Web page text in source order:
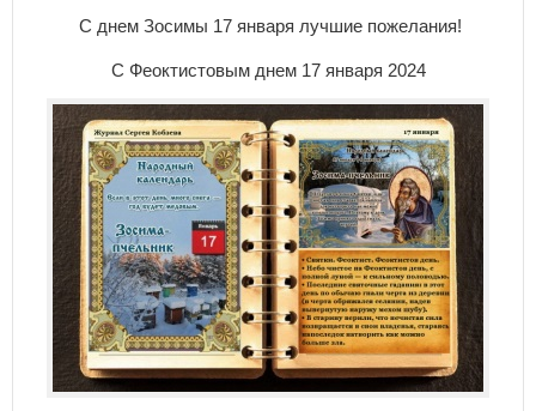
С днем Зосимы 17 января лучшие пожелания!
С Феоктистовым днем 17 января 2024